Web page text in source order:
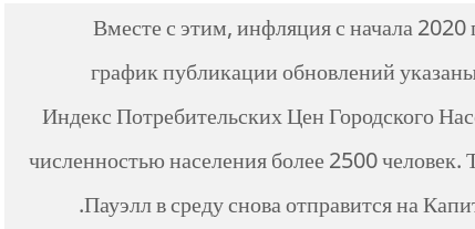
Вместе с этим, инфляция с начала
график публикации обновлений
Индекс Потребительских Цен Городского
численностью населения более 2500
Пауэлл в среду снова отправится на